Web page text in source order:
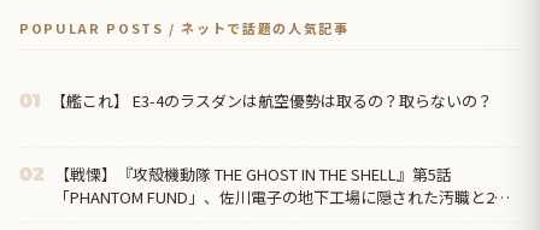
POPULAR POSTS / ネットで話題の人気記事
01 【艦これ】 E3-4のラスダンは航空優勢は取るの？取らないの？
02
【戦慄】『攻殻機動隊 THE GHOST IN THE SHELL』第5話
「PHANTOM FUND」、佐川電子の地下工場に隠された汚職と2週